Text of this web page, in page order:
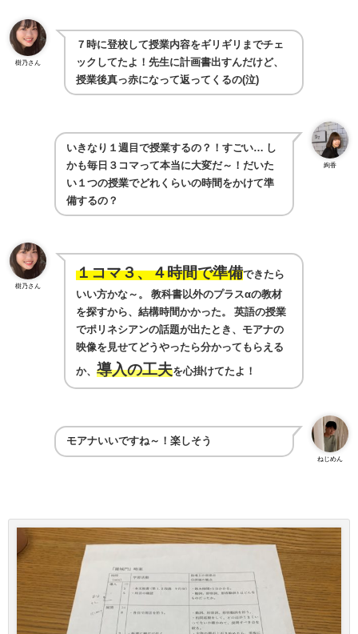
樹乃さん
７時に登校して授業内容をギリギリまでチェ
ックしてたよ！先生に計画書出すんだけど、
授業後真っ赤になって返ってくるの(泣)
絢香
いきなり１週目で授業するの？！すごい…
し
かも毎日３コマって本当に大変だ～！だいた
い１つの授業でどれくらいの時間をかけて準
備するの？
樹乃さん
１コマ３、４時間で準備できたら
いい方かな～。
教科書以外のプラスαの教材
を探すから、結構時間かかった。
英語の授業
でポリネシアンの話題が出たとき、モアナの
映像を見せてどうやったら分かってもらえる
か、 導入の工夫を心掛けてたよ！
ねじめん
モアナいいですね～！楽しそう